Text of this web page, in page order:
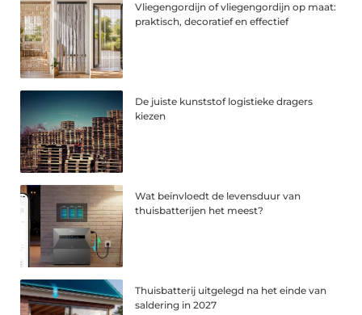
Vliegengordijn of vliegengordijn op maat:
praktisch, decoratief en effectief
De juiste kunststof logistieke dragers
kiezen
Wat beïnvloedt de levensduur van
thuisbatterijen het meest?
Thuisbatterij uitgelegd na het einde van
saldering in 2027